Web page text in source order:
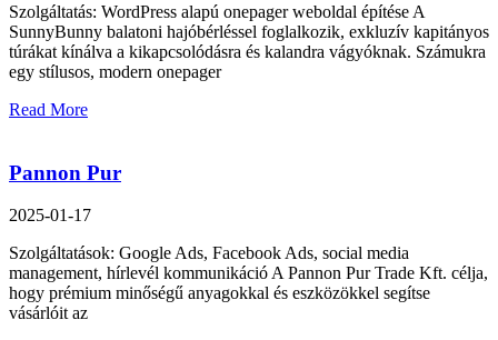
Szolgáltatás: WordPress alapú onepager weboldal építése A
SunnyBunny balatoni hajóbérléssel foglalkozik, exkluzív kapitányos
túrákat kínálva a kikapcsolódásra és kalandra vágyóknak. Számukra
egy stílusos, modern onepager
Read More
Pannon Pur
2025-01-17
Szolgáltatások: Google Ads, Facebook Ads, social media
management, hírlevél kommunikáció A Pannon Pur Trade Kft. célja,
hogy prémium minőségű anyagokkal és eszközökkel segítse
vásárlóit az